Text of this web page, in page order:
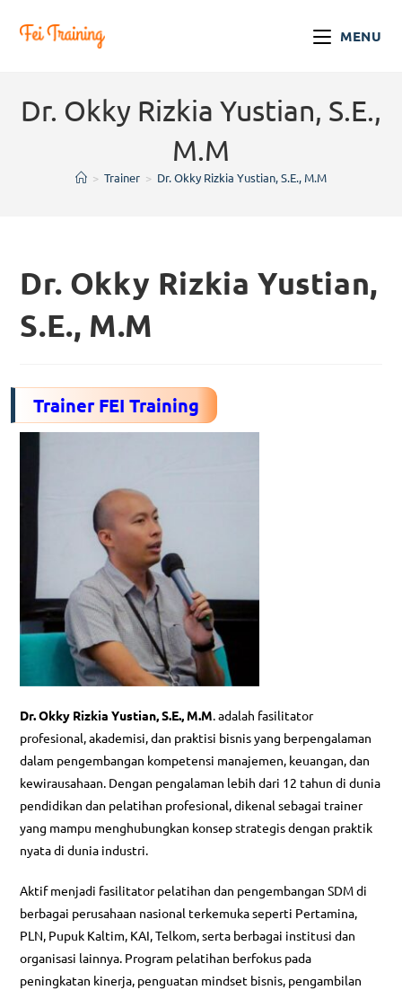
MENU
Dr. Okky Rizkia Yustian, S.E.,
M.M
> Trainer > Dr. Okky Rizkia Yustian, S.E., M.M
Dr. Okky Rizkia Yustian,
S.E., M.M
Trainer FEI Training
Dr. Okky Rizkia Yustian, S.E., M.M. adalah fasilitator
profesional, akademisi, dan praktisi bisnis yang berpengalaman
dalam pengembangan kompetensi manajemen, keuangan, dan
kewirausahaan. Dengan pengalaman lebih dari 12 tahun di dunia
pendidikan dan pelatihan profesional, dikenal sebagai trainer
yang mampu menghubungkan konsep strategis dengan praktik
nyata di dunia industri.
Aktif menjadi fasilitator pelatihan dan pengembangan SDM di
berbagai perusahaan nasional terkemuka seperti Pertamina,
PLN, Pupuk Kaltim, KAI, Telkom, serta berbagai institusi dan
organisasi lainnya. Program pelatihan berfokus pada
peningkatan kinerja, penguatan mindset bisnis, pengambilan